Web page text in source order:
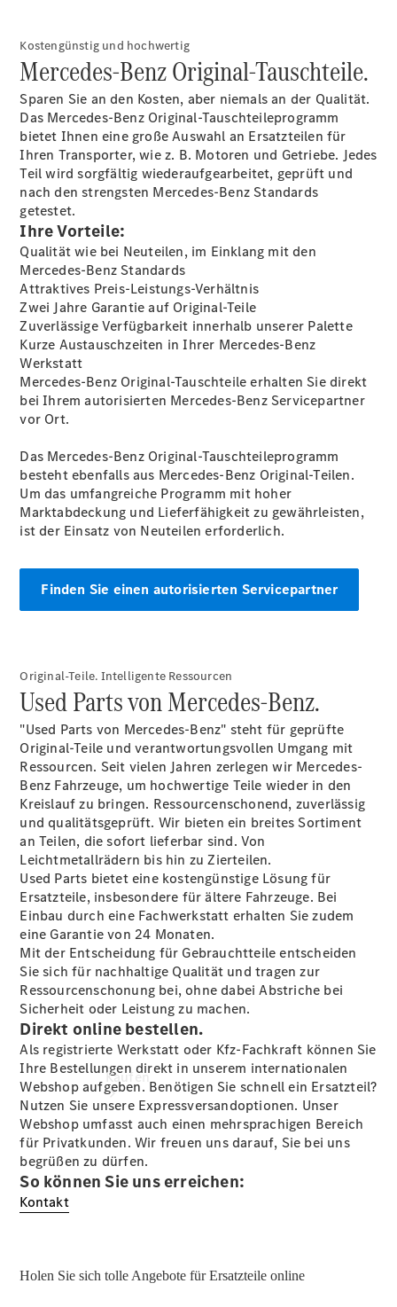
Alle Vans
Marco Polo
Horizon
Marco Polo
eSprinter
Alle
eSprinter
eSprinter
Kastenwagen
Elektrisch
eSprinter
Elektrisch
eSprinter
Pritschenwagen
Elektrisch
Alle eVito
Elektrisch
eVito
Tourer
Modellübersicht
Konfigurator
finden
Probefahrt
vereinbaren
Beratung
vereinbaren
Servicetermin
vereinbaren
Kaufen
Kostengünstig und hochwertig
Mercedes-Benz Original-Tauschteile.
Sparen Sie an den Kosten, aber niemals an der Qualität.
Das Mercedes-Benz Original-Tauschteileprogramm
bietet Ihnen eine große Auswahl an Ersatzteilen für
Ihren Transporter, wie z. B. Motoren und Getriebe. Jedes
Teil wird sorgfältig wiederaufgearbeitet, geprüft und
nach den strengsten Mercedes-Benz Standards
getestet.
Ihre Vorteile:
Qualität wie bei Neuteilen, im Einklang mit den
Mercedes-Benz Standards
Attraktives Preis-Leistungs-Verhältnis
Zwei Jahre Garantie auf Original-Teile
Zuverlässige Verfügbarkeit innerhalb unserer Palette
Kurze Austauschzeiten in Ihrer Mercedes-Benz
Werkstatt
Mercedes-Benz Original-Tauschteile erhalten Sie direkt
bei Ihrem autorisierten Mercedes-Benz Servicepartner
vor Ort.
Das Mercedes-Benz Original-Tauschteileprogramm
besteht ebenfalls aus Mercedes-Benz Original-Teilen.
Um das umfangreiche Programm mit hoher
Marktabdeckung und Lieferfähigkeit zu gewährleisten,
ist der Einsatz von Neuteilen erforderlich.
Finden Sie einen autorisierten Servicepartner
Original-Teile. Intelligente Ressourcen
Used Parts von Mercedes-Benz.
"Used Parts von Mercedes-Benz" steht für geprüfte
Original-Teile und verantwortungsvollen Umgang mit
Ressourcen. Seit vielen Jahren zerlegen wir Mercedes-
Benz Fahrzeuge, um hochwertige Teile wieder in den
Kreislauf zu bringen. Ressourcenschonend, zuverlässig
und qualitätsgeprüft. Wir bieten ein breites Sortiment
an Teilen, die sofort lieferbar sind. Von
Leichtmetallrädern bis hin zu Zierteilen.
Used Parts bietet eine kostengünstige Lösung für
Ersatzteile, insbesondere für ältere Fahrzeuge. Bei
Einbau durch eine Fachwerkstatt erhalten Sie zudem
eine Garantie von 24 Monaten.
Mit der Entscheidung für Gebrauchtteile entscheiden
Sie sich für nachhaltige Qualität und tragen zur
Ressourcenschonung bei, ohne dabei Abstriche bei
Sicherheit oder Leistung zu machen.
Direkt online bestellen.
Als registrierte Werkstatt oder Kfz-Fachkraft können Sie
Ihre Bestellungen direkt in unserem internationalen
Webshop aufgeben. Benötigen Sie schnell ein Ersatzteil?
Nutzen Sie unsere Expressversandoptionen. Unser
Webshop umfasst auch einen mehrsprachigen Bereich
für Privatkunden. Wir freuen uns darauf, Sie bei uns
begrüßen zu dürfen.
So können Sie uns erreichen:
Kontakt
Holen Sie sich tolle Angebote für Ersatzteile online